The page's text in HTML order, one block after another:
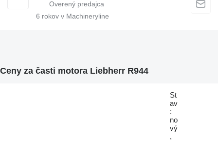
6 rokov v Machineryline
Ceny za časti motora Liebherr R944
St
av
:
no
vý
,